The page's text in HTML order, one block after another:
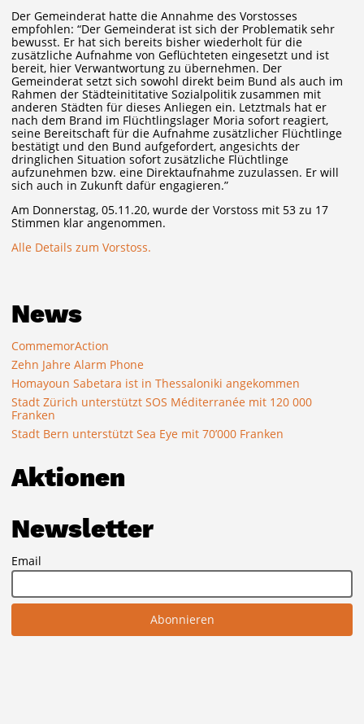
Der Gemeinderat hatte die Annahme des Vorstosses
empfohlen: “Der Gemeinderat ist sich der Problematik sehr
bewusst. Er hat sich bereits bisher wiederholt für die
zusätzliche Aufnahme von Geflüchteten eingesetzt und ist
bereit, hier Verwantwortung zu übernehmen. Der
Gemeinderat setzt sich sowohl direkt beim Bund als auch im
Rahmen der Städteinititative Sozialpolitik zusammen mit
anderen Städten für dieses Anliegen ein. Letztmals hat er
nach dem Brand im Flüchtlingslager Moria sofort reagiert,
seine Bereitschaft für die Aufnahme zusätzlicher Flüchtlinge
bestätigt und den Bund aufgefordert, angesichts der
dringlichen Situation sofort zusätzliche Flüchtlinge
aufzunehmen bzw. eine Direktaufnahme zuzulassen. Er will
sich auch in Zukunft dafür engagieren.”
Am Donnerstag, 05.11.20, wurde der Vorstoss mit 53 zu 17
Stimmen klar angenommen.
Alle Details zum Vorstoss.
News
CommemorAction
Zehn Jahre Alarm Phone
Homayoun Sabetara ist in Thessaloniki angekommen
Stadt Zürich unterstützt SOS Méditerranée mit 120 000
Franken
Stadt Bern unterstützt Sea Eye mit 70’000 Franken
Aktionen
Newsletter
Email